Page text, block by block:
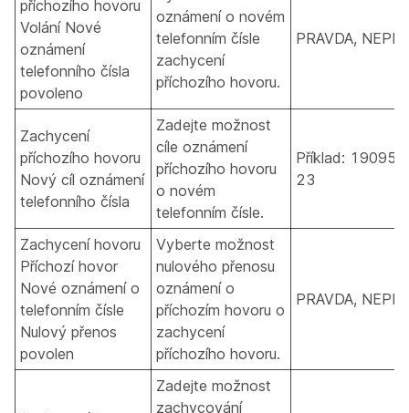
příchozího hovoru
Volání Nové
oznámení
telefonního čísla
povoleno
oznámení o novém
telefonním čísle
zachycení
příchozího hovoru.
PRAVDA,
Zachycení
příchozího hovoru
Nový cíl oznámení
telefonního čísla
Zadejte možnost
cíle oznámení
příchozího hovoru
o novém
telefonním čísle.
Příklad:
23
Zachycení hovoru
Příchozí hovor
Nové oznámení o
telefonním čísle
Nulový přenos
povolen
Vyberte možnost
nulového přenosu
oznámení o
příchozím hovoru o
zachycení
příchozího hovoru.
PRAVDA,
Zadejte možnost
zachycování